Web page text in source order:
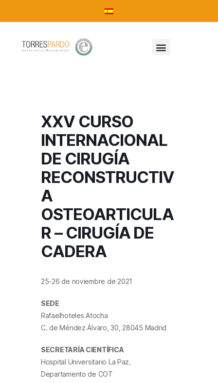
XXV CURSO
INTERNACIONAL
DE CIRUGÍA
RECONSTRUCTIV
A
OSTEOARTICULA
R – CIRUGÍA DE
CADERA
25-26 de noviembre de 2021
SEDE
Rafaelhoteles Atocha
C. de Méndez Álvaro, 30, 28045 Madrid
SECRETARÍA CIENTÍFICA
Hospital Universitario La Paz.
Departamento de COT